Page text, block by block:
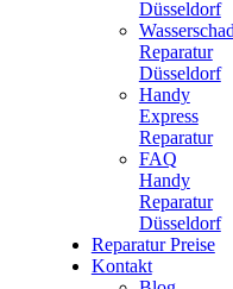
Düsseldorf
Reparatur
Düsseldorf
Handy
Express
Reparatur
FAQ
Handy
Reparatur
Düsseldorf
Reparatur Preise
Kontakt